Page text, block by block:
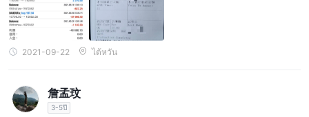
2021-09-22 ไต้หวัน
詹孟玟
3-5ปี